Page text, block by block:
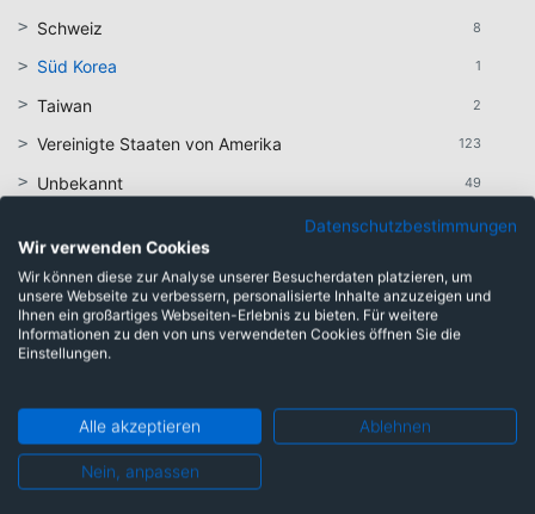
8
Schweiz
1
Süd Korea
2
Taiwan
123
Vereinigte Staaten von Amerika
49
Unbekannt
Sichere dir mehr
Nettorendite mit der
Nettopolizze
Nutze die Kosten-Steuervorteile der Nettopolizze
und schließe online ab.
Wenn du noch Fragen hast, buche eine Online-
Datenschutzbestimmungen
Wir verwenden Cookies
Wir können diese zur Analyse unserer Besucherdaten platzieren, um
unsere Webseite zu verbessern, personalisierte Inhalte anzuzeigen und
Ihnen ein großartiges Webseiten-Erlebnis zu bieten. Für weitere
Informationen zu den von uns verwendeten Cookies öffnen Sie die
Einstellungen.
Alle akzeptieren Ablehnen
Nein, anpassen